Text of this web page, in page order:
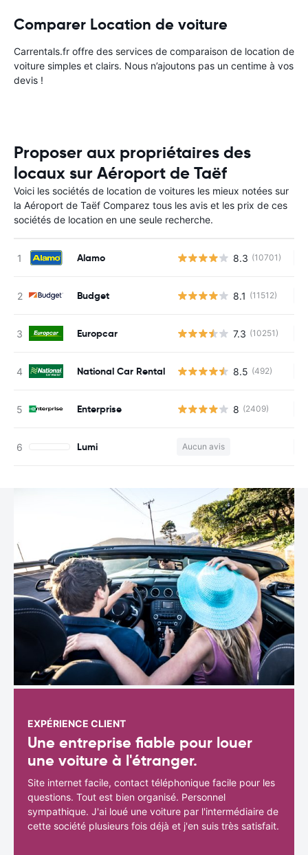
Comparer Location de voiture
Carrentals.fr offre des services de comparaison de location de
voiture simples et clairs. Nous n’ajoutons pas un centime à vos
devis !
Proposer aux propriétaires des
locaux sur Aéroport de Taëf
Voici les sociétés de location de voitures les mieux notées sur
la Aéroport de Taëf Comparez tous les avis et les prix de ces
sociétés de location en une seule recherche.
Alamo 8.3 (10701)
Budget 8.1 (11512)
Europcar 7.3 (10251)
National Car Rental 8.5 (492)
Enterprise 8 (2409)
Lumi Aucun avis
EXPÉRIENCE CLIENT
Une entreprise fiable pour louer
une voiture à l'étranger.
Site internet facile, contact téléphonique facile pour les
questions. Tout est bien organisé. Personnel
sympathique. J'ai loué une voiture par l'intermédiaire de
cette société plusieurs fois déjà et j'en suis très satisfait.